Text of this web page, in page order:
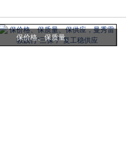
保价格、保质量、